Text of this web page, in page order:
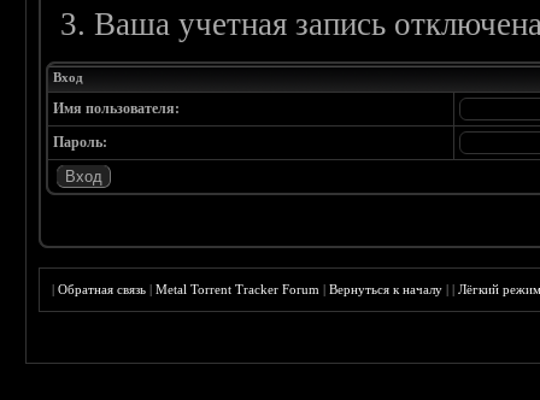
Ваша учетная запись
Вход
Имя пользователя:
Пароль:
|Обратная связь |Metal Torrent Tracker Forum |Вернуться к началу ||Лёгкий